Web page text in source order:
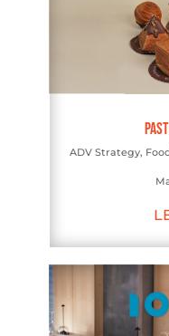
ADV Strategy,